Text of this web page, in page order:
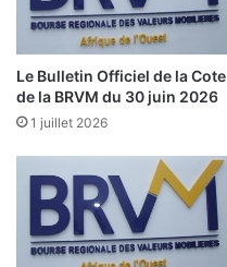
s
u
o
v
A
r
Le Bulletin Officiel de la Cote
de la BRVM du 30 juin 2026
1 juillet 2026